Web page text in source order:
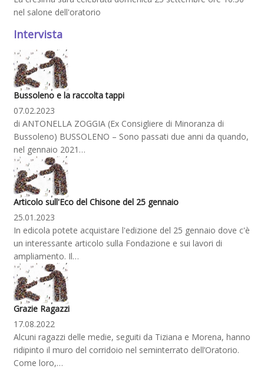
nel salone dell'oratorio
Intervista
Bussoleno e la raccolta tappi
07.02.2023
di ANTONELLA ZOGGIA (Ex Consigliere di Minoranza di
Bussoleno) BUSSOLENO – Sono passati due anni da quando,
nel gennaio 2021…
Articolo sull'Eco del Chisone del 25 gennaio
25.01.2023
In edicola potete acquistare l'edizione del 25 gennaio dove c'è
un interessante articolo sulla Fondazione e sui lavori di
ampliamento. Il…
Grazie Ragazzi
17.08.2022
Alcuni ragazzi delle medie, seguiti da Tiziana e Morena, hanno
ridipinto il muro del corridoio nel seminterrato dell’Oratorio.
Come loro,…